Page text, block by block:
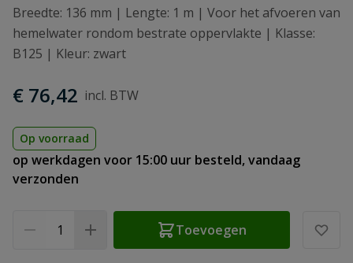
Breedte: 136 mm | Lengte: 1 m | Voor het afvoeren van
hemelwater rondom bestrate oppervlakte | Klasse:
B125 | Kleur: zwart
€ 76,42
Op voorraad
op werkdagen voor 15:00 uur besteld, vandaag
verzonden
Toevoegen